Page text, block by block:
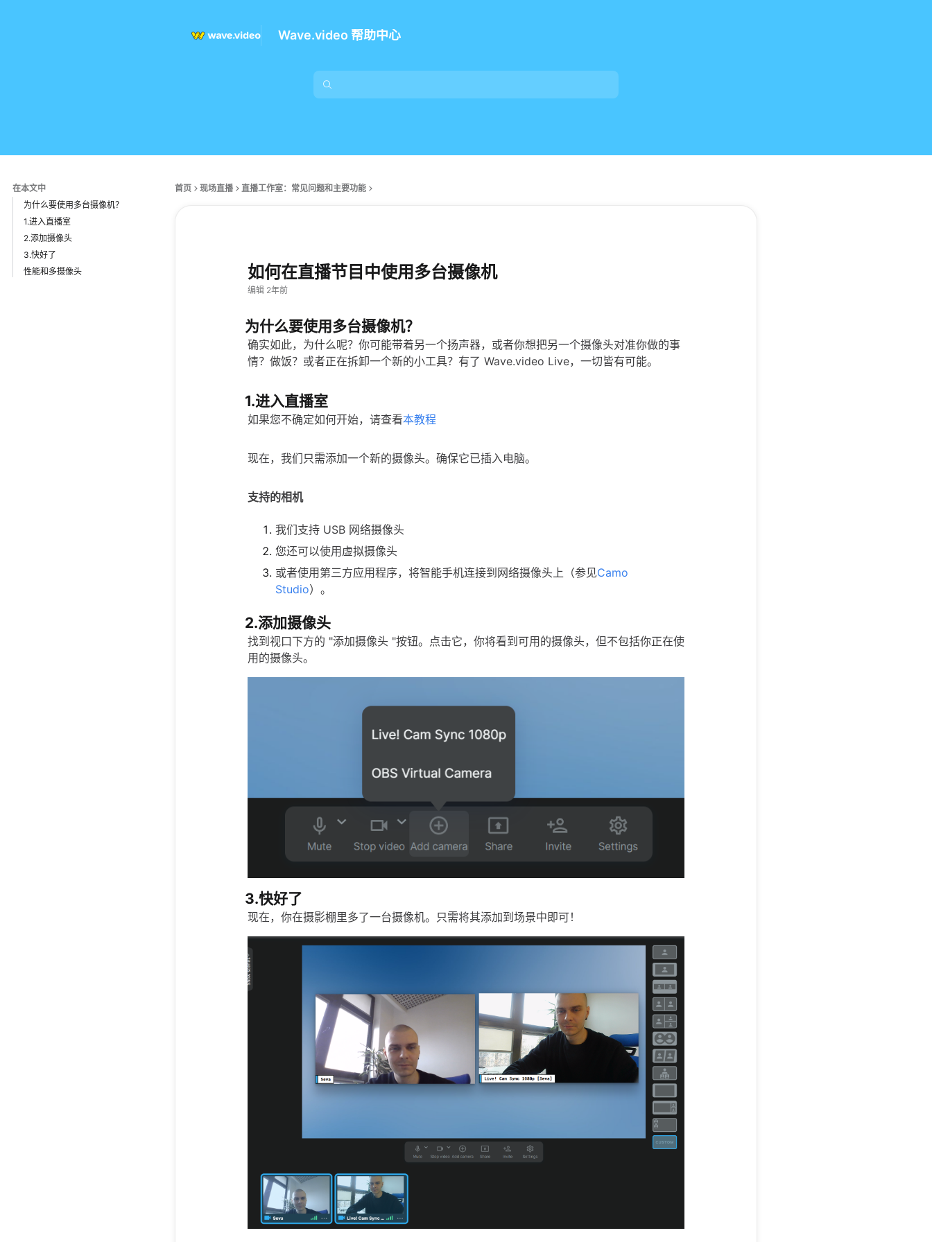
Wave.video 帮助中心
在本文中
为什么要使用多台摄像机？
1.进入直播室
2.添加摄像头
3.快好了
性能和多摄像头
首页 现场直播 直播工作室：常见问题和主要功能
如何在直播节目中使用多台摄像机
编辑 2年前
为什么要使用多台摄像机？
确实如此，为什么呢？你可能带着另一个扬声器，或者你想把另一个摄像头对准你做的事
情？做饭？或者正在拆卸一个新的小工具？有了 Wave.video Live，一切皆有可能。
1.进入直播室
如果您不确定如何开始，请查看本教程
现在，我们只需添加一个新的摄像头。确保它已插入电脑。
支持的相机
我们支持 USB 网络摄像头
您还可以使用虚拟摄像头
或者使用第三方应用程序，将智能手机连接到网络摄像头上（参见Camo
Studio）。
2.添加摄像头
找到视口下方的 "添加摄像头 "按钮。点击它，你将看到可用的摄像头，但不包括你正在使
用的摄像头。
3.快好了
现在，你在摄影棚里多了一台摄像机。只需将其添加到场景中即可！